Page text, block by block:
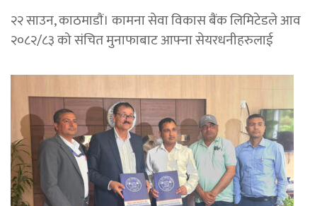
२२ साउन, काठमाडाैं। कामना सेवा विकास बैंक लिमिटेडले आव
२०८२/८३ को संचित मुनाफाबाट आफ्ना सेयरधनीहरुलाई